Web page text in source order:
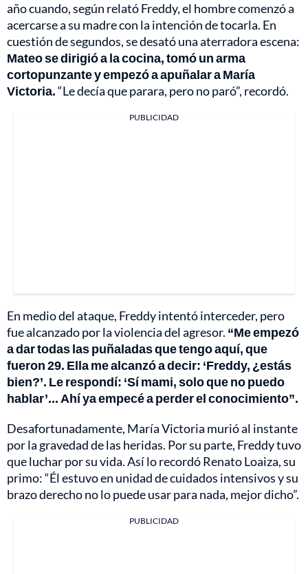
año cuando, según relató Freddy, el hombre comenzó a
acercarse a su madre con la intención de tocarla. En
cuestión de segundos, se desató una aterradora escena:
Mateo se dirigió a la cocina, tomó un arma
cortopunzante y empezó a apuñalar a María
Victoria.“Le decía que parara, pero no paró”, recordó.
PUBLICIDAD
En medio del ataque, Freddy intentó interceder, pero
fue alcanzado por la violencia del agresor. “Me empezó
a dar todas las puñaladas que tengo aquí, que
fueron 29. Ella me alcanzó a decir: ‘Freddy, ¿estás
bien?’. Le respondí: ‘Sí mami, solo que no puedo
hablar’... Ahí ya empecé a perder el conocimiento”.
Desafortunadamente, María Victoria murió al instante
por la gravedad de las heridas. Por su parte, Freddy tuvo
que luchar por su vida. Así lo recordó Renato Loaiza, su
primo: “Él estuvo en unidad de cuidados intensivos y su
brazo derecho no lo puede usar para nada, mejor dicho”.
PUBLICIDAD